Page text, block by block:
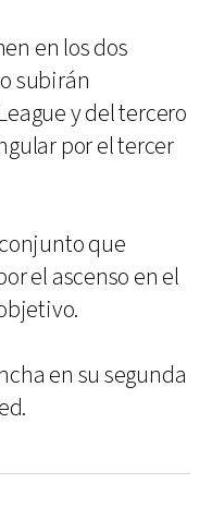
en los dos
subirán
y del tercero
por el tercer
que
el ascenso en el
en su segunda